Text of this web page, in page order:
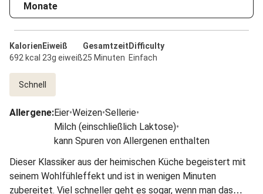
Monate
Kalorien
692 kcal
Eiweiß
23g eiweiß
Gesamtzeit
25 Minuten
Difficulty
Einfach
Schnell
Allergene:Eier•Weizen•Sellerie•
Milch (einschließlich Laktose)•
kann Spuren von Allergenen enthalten
Dieser Klassiker aus der heimischen Küche begeistert mit
seinem Wohlfühleffekt und ist in wenigen Minuten
zubereitet. Viel schneller geht es sogar, wenn man das